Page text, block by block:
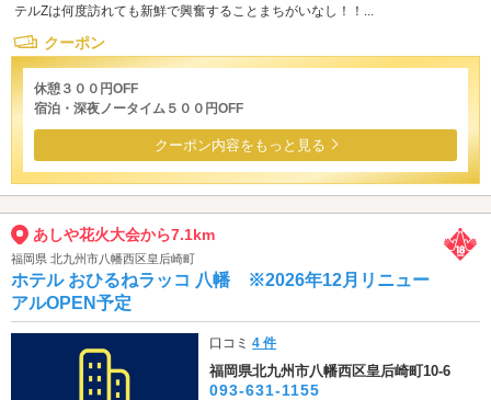
テルZは何度訪れても新鮮で興奮することまちがいなし！！...
クーポン
休憩３００円OFF
宿泊・深夜ノータイム５００円OFF
クーポン内容をもっと見る
あしや花火大会から7.1km
福岡県 北九州市八幡西区皇后崎町
ホテル おひるねラッコ 八幡 ※2026年12月リニュー
アルOPEN予定
口コミ4 件
福岡県北九州市八幡西区皇后崎町10-6
093-631-1155